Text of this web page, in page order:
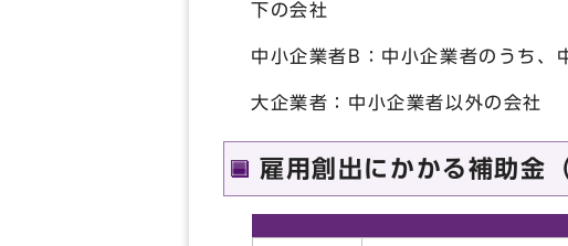
下の会社
中小企業者B：中小企業者のうち、
大企業者：中小企業者以外の会社
雇用創出にかかる補助金